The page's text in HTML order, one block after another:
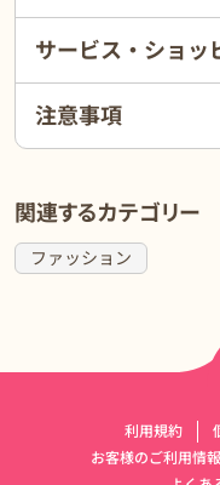
サービス・ショッ
注意事項
関連するカテゴリー
ファッション
利用規約
お客様のご利用情